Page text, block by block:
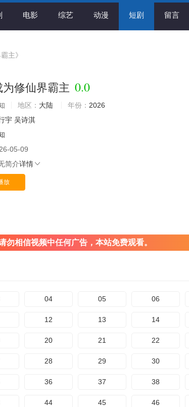
电影 综艺 动漫 短剧 留言
主》
为修仙界霸主 0.0
地区： 大陆 年份： 2026
宇 吴诗淇
05-09
简介详情
放
勿相信视频中任何广告，本站免费观看。
04 05 06
12 13 14
20 21 22
28 29 30
36 37 38
44 45 46